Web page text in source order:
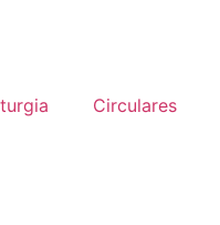
Circulares